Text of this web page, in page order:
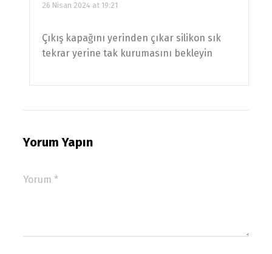
26 Nisan 2024 at 19:21
Çıkış kapağını yerinden çıkar silikon sık
tekrar yerine tak kurumasını bekleyin
Yorum Yapın